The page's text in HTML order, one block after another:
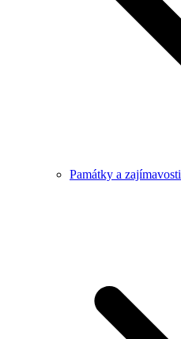
Památky a zajímavosti